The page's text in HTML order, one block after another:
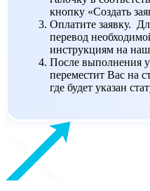
кнопку «Создать
Оплатите заявку.
перевод
инструкциям на
После выполнения
переместит Вас на
где будет указан